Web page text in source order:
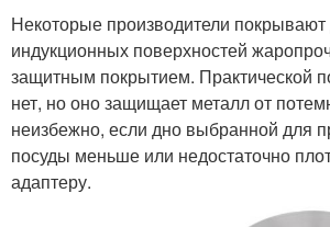
Некоторые производители покрывают
индукционных поверхностей
защитным покрытием. Практической
нет, но оно защищает металл от
неизбежно, если дно выбранной для
посуды меньше или недостаточно
адаптеру.